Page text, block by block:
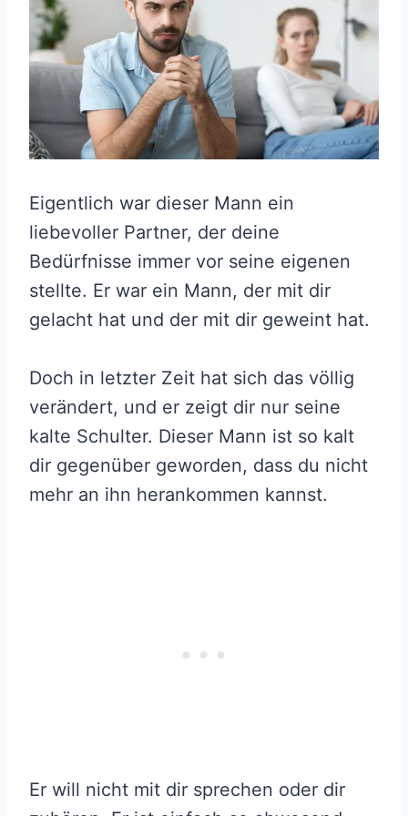
Eigentlich war dieser Mann ein
liebevoller Partner, der deine
Bedürfnisse immer vor seine eigenen
stellte. Er war ein Mann, der mit dir
gelacht hat und der mit dir geweint hat.
Doch in letzter Zeit hat sich das völlig
verändert, und er zeigt dir nur seine
kalte Schulter. Dieser Mann ist so kalt
dir gegenüber geworden, dass du nicht
mehr an ihn herankommen kannst.
Er will nicht mit dir sprechen oder dir